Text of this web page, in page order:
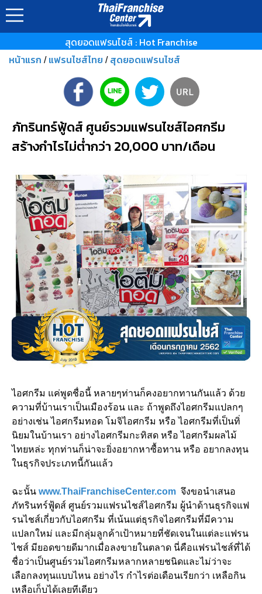
สุดยอดแฟรนไชส์ : Hot Franchise
หน้าแรก / แฟรนไชส์ไทย / สุดยอดแฟรนไชส์
ภัทรินทร์ฟู้ดส์ ศูนย์รวมแฟรนไชส์ไอศกรีม
สร้างกำไรไม่ต่ำกว่า 20,000 บาท/เดือน
ไอศกรีม แค่พูดชื่อนี้ หลายๆท่านก็คงอยากทานกันแล้ว ด้วย
ความที่บ้านเราเป็นเมืองร้อน และ ถ้าพูดถึงไอศกรีมแปลกๆ
อย่างเช่น ไอศกรีมทอด โมจิไอศกรีม หรือ ไอศกรีมที่เป็นทิ่
นิยมในบ้านเรา อย่างไอศกรีมกะทิสด หรือ ไอศกรีมผลไม้
ไทยหล่ะ ทุกท่านก็น่าจะยิ่งอยากหาซื้อทาน หรือ อยากลงทุน
ในธุรกิจประเภทนี้กันแล้ว
ฉะนั้น www.ThaiFranchiseCenter.com จึงขอนำเสนอ
ภัทรินทร์ฟู้ดส์ ศูนย์รวมแฟรนไชส์ไอศกรีม ผู้นำด้านธุรกิจแฟ
รนไชส์เกี่ยวกับไอศกรีม ที่เน้นแต่ธุรกิจไอศกรีมที่มีความ
แปลกใหม่ และมีกลุ่มลูกค้าเป้าหมายที่ชัดเจนในแต่ละแฟรน
ไชส์ มียอดขายดีมากเมื่อลงขายในตลาด นี่คือแฟรนไชส์ที่ได้
ชื่อว่าเป็นศูนย์รวมไอศกรีมหลากหลายชนิดและไม่ว่าจะ
เลือกลงทุนแบบไหน อย่างไร กำไรต่อเดือนเรียกว่า เหลือกิน
เหลือเก็บได้เลยทีเดียว